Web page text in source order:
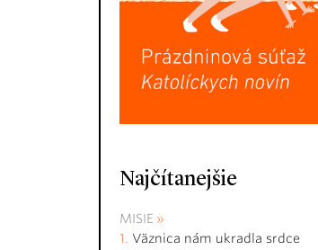
Najčítanejšie
MISIE
Väznica nám ukradla srdce